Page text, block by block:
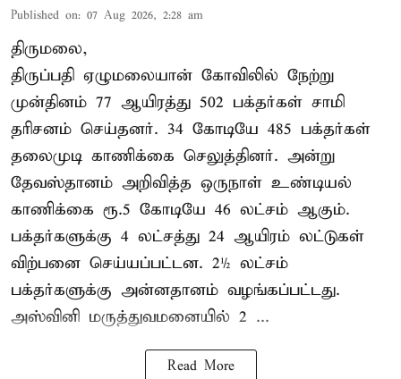
Published on: 07 Aug 2026, 2:28 am
திருமலை,
திருப்பதி ஏழுமலையான் கோவிலில் நேற்று
முன்தினம் 77 ஆயிரத்து 502 பக்தர்கள் சாமி
தரிசனம் செய்தனர். 34 கோடியே 485 பக்தர்கள்
தலைமுடி காணிக்கை செலுத்தினர். அன்று
தேவஸ்தானம் அறிவித்த ஒருநாள் உண்டியல்
காணிக்கை ரூ.5 கோடியே 46 லட்சம் ஆகும்.
பக்தர்களுக்கு 4 லட்சத்து 24 ஆயிரம் லட்டுகள்
விற்பனை செய்யப்பட்டன. 2½ லட்சம்
பக்தர்களுக்கு அன்னதானம் வழங்கப்பட்டது.
அஸ்வினி மருத்துவமனையில் 2 ...
Read More